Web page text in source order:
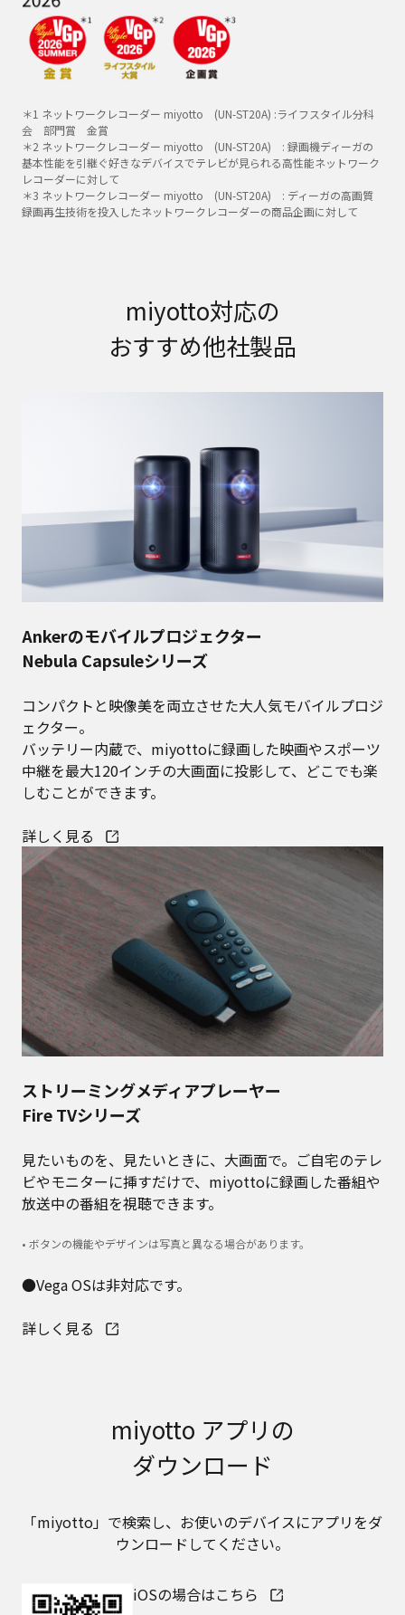
＊1 ネットワークレコーダー miyotto (UN-ST20A) :ライフスタイル分科
会 部門賞 金賞
＊2 ネットワークレコーダー miyotto (UN-ST20A) : 録画機ディーガの
基本性能を引継ぐ好きなデバイスでテレビが見られる高性能ネットワーク
レコーダーに対して
＊3 ネットワークレコーダー miyotto (UN-ST20A) : ディーガの高画質
録画再生技術を投入したネットワークレコーダーの商品企画に対して
miyotto対応の
おすすめ他社製品
Ankerのモバイルプロジェクター
Nebula Capsuleシリーズ
コンパクトと映像美を両⽴させた⼤⼈気モバイルプロジ
ェクター。
バッテリー内蔵で、miyottoに録画した映画やスポーツ
中継を最⼤120インチの⼤画⾯に投影して、どこでも楽
しむことができます。
詳しく見る
ストリーミングメディアプレーヤー
Fire TVシリーズ
見たいものを、見たいときに、大画面で。ご自宅のテレ
ビやモニターに挿すだけで、miyottoに録画した番組や
放送中の番組を視聴できます。
• ボタンの機能やデザインは写真と異なる場合があります。
●Vega OSは非対応です。
詳しく見る
miyotto アプリの
ダウンロード
「miyotto」で検索し、お使いのデバイスにアプリをダ
ウンロードしてください。
iOSの場合はこちら